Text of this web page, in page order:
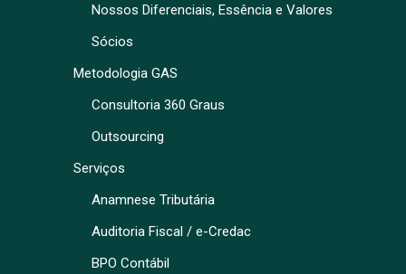
Nossos Diferenciais, Essência e Valores
Sócios
Metodologia GAS
Consultoria 360 Graus
Outsourcing
Serviços
Anamnese Tributária
Auditoria Fiscal / e-Credac
BPO Contábil